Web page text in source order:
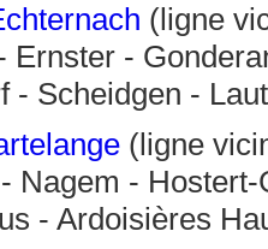
(ligne
Ernster -
- Scheidgen -
(ligne
Nagem -
- Ardoisières